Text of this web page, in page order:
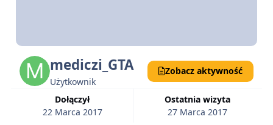
mediczi_GTA
Użytkownik
Dołączył
22 Marca 2017
Ostatnia wizyta
27 Marca 2017
Zobacz aktywność